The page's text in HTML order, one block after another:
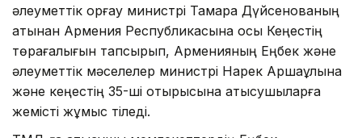
әлеуметтік қорғау министрі Тамара Дүйсенованың
атынан Армения Республикасына осы Кеңестің
төрағалығын тапсырып, Арменияның Еңбек және
әлеуметтік мәселелер министрі Нарек Аршақұлына
және кеңестің 35-ші отырысына қатысушыларға
жемісті жұмыс тіледі.